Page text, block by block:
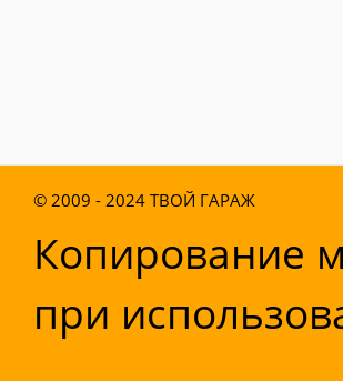
© 2009 - 2024 ТВОЙ ГАРАЖ
Копирование
при